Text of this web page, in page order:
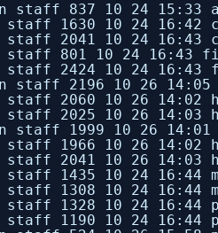
837 10 24 15:33
1630 10 24 16:42
2041 10 24 16:43
801 10 24 16:43
2424 10 24 16:43
2196 10 26 14:05
2060 10 26 14:02
2025 10 26 14:03
1999 10 26 14:01
1966 10 26 14:02
2041 10 26 14:03
1435 10 24 16:44
1308 10 24 16:44
1328 10 24 16:44
1190 10 24 16:44